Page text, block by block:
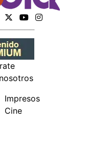
Impresos
Cine